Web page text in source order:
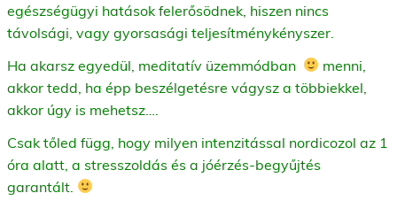
egészségügyi hatások felerősödnek, hiszen nincs
távolsági, vagy gyorsasági teljesítménykényszer.
Ha akarsz egyedül, meditatív üzemmódban
menni,
akkor tedd, ha épp beszélgetésre vágysz a többiekkel,
akkor úgy is mehetsz….
Csak tőled függ, hogy milyen intenzitással nordicozol az 1
óra alatt, a stresszoldás és a jóérzés-begyűjtés
garantált.